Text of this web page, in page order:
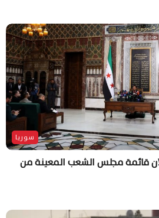
سوريا
قائمة مجلس الشعب المعينة من